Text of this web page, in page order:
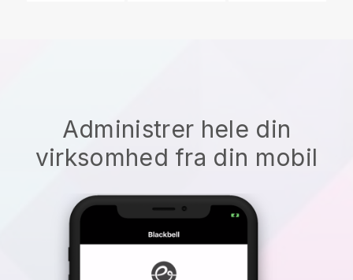
Administrer hele din
virksomhed fra din mobil